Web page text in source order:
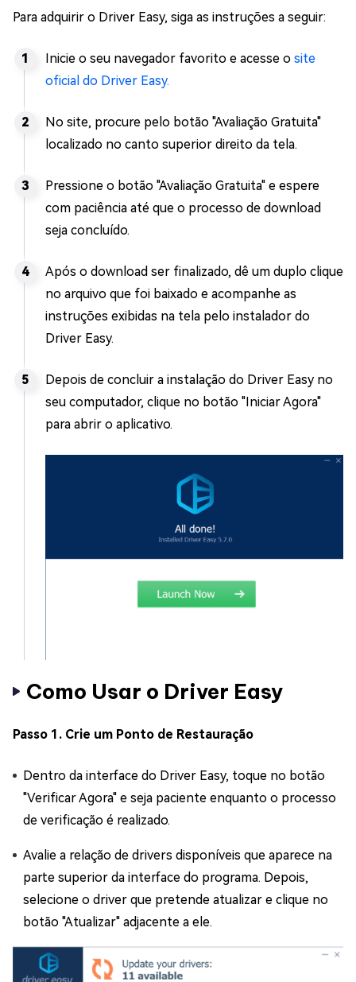
Para adquirir o Driver Easy, siga as instruções a seguir:
Inicie o seu navegador favorito e acesse o site
oficial do Driver Easy.
No site, procure pelo botão "Avaliação Gratuita"
localizado no canto superior direito da tela.
Pressione o botão "Avaliação Gratuita" e espere
com paciência até que o processo de download
seja concluído.
Após o download ser finalizado, dê um duplo clique
no arquivo que foi baixado e acompanhe as
instruções exibidas na tela pelo instalador do
Driver Easy.
Depois de concluir a instalação do Driver Easy no
seu computador, clique no botão "Iniciar Agora"
para abrir o aplicativo.
Como Usar o Driver Easy
Passo 1. Crie um Ponto de Restauração
Dentro da interface do Driver Easy, toque no botão
"Verificar Agora" e seja paciente enquanto o processo
de verificação é realizado.
Avalie a relação de drivers disponíveis que aparece na
parte superior da interface do programa. Depois,
selecione o driver que pretende atualizar e clique no
botão "Atualizar" adjacente a ele.